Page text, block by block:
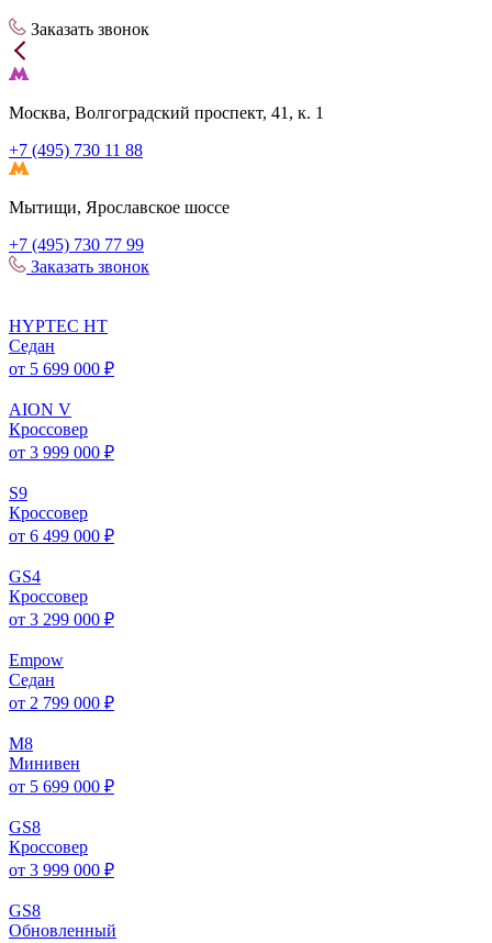
Заказать звонок
Москва, Волгоградский проспект, 41, к. 1
+7 (495) 730 11 88
Мытищи, Ярославское шоссе
+7 (495) 730 77 99
Заказать звонок
HYPTEC HT
Седан
от 5 699 000 ₽
AION V
Кроссовер
от 3 999 000 ₽
S9
Кроссовер
от 6 499 000 ₽
GS4
Кроссовер
от 3 299 000 ₽
Empow
Седан
от 2 799 000 ₽
M8
Минивен
от 5 699 000 ₽
GS8
Кроссовер
от 3 999 000 ₽
GS8
Обновленный